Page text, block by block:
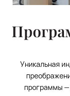
Уникальная
программы —